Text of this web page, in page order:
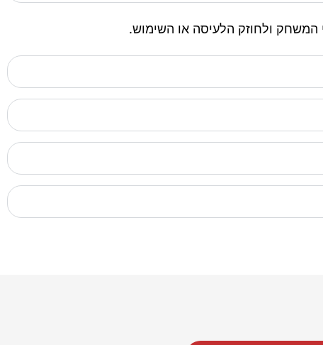
המשחק ולחוזק הלעיסה או השימוש.